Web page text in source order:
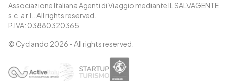
Associazione Italiana Agenti di Viaggio mediante IL SALVAGENTE
s.c. a r.l.. All rights reserved.
P.IVA: 03880320365
© Cyclando 2026 - All rights reserved.